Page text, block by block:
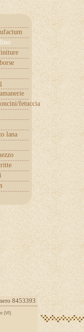
lino
fetuccia
lana
8453393
(VI)